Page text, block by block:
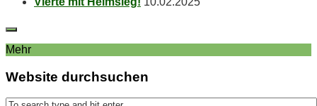
Mehr
Web­site durchsuchen